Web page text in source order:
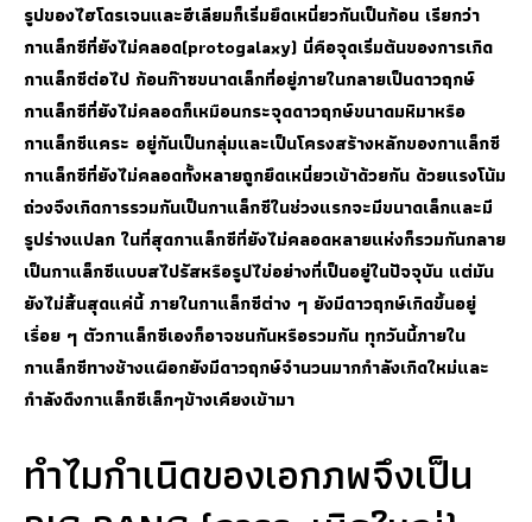
รูปของไฮโดรเจนและฮีเลียมก็เริ่มยึดเหนี่ยวกันเป็นก้อน เรียกว่า
กาแล็กซีที่ยังไม่คลอด(protogalaxy) นี่คือจุดเริ่มต้นของการเกิด
กาแล็กซีต่อไป ก้อนก๊าซขนาดเล็กที่อยู่ภายในกลายเป็นดาวฤกษ์
กาแล็กซีที่ยังไม่คลอดก็เหมือนกระจุดดาวฤกษ์ขนาดมหิมาหรือ
กาแล็กซีแคระ อยู่กันเป็นกลุ่มและเป็นโครงสร้างหลักของกาแล็กซี
กาแล็กซีที่ยังไม่คลอดทั้งหลายถูกยึดเหนี่ยวเข้าด้วยกัน ด้วยแรงโน้ม
ถ่วงจึงเกิดการรวมกันเป็นกาแล็กซีในช่วงแรกจะมีขนาดเล็กและมี
รูปร่างแปลก ในที่สุดกาแล็กซีที่ยังไม่คลอดหลายแห่งก็รวมกันกลาย
เป็นกาแล็กซีแบบสไปรัสหรือรูปไข่อย่างที่เป็นอยู่ในปัจจุบัน แต่มัน
ยังไม่สิ้นสุดแค่นี้ ภายในกาแล็กซีต่าง ๆ ยังมีดาวฤกษ์เกิดขึ้นอยู่
เรื่อย ๆ ตัวกาแล็กซีเองก็อาจชนกันหรือรวมกัน ทุกวันนี้ภายใน
กาแล็กซีทางช้างแผือกยังมีดาวฤกษ์จำนวนมากกำลังเกิดใหม่และ
กำลังดึงกาแล็กซีเล็กๆข้างเคียงเข้ามา
ทำไมกำเนิดของเอกภพจึงเป็น